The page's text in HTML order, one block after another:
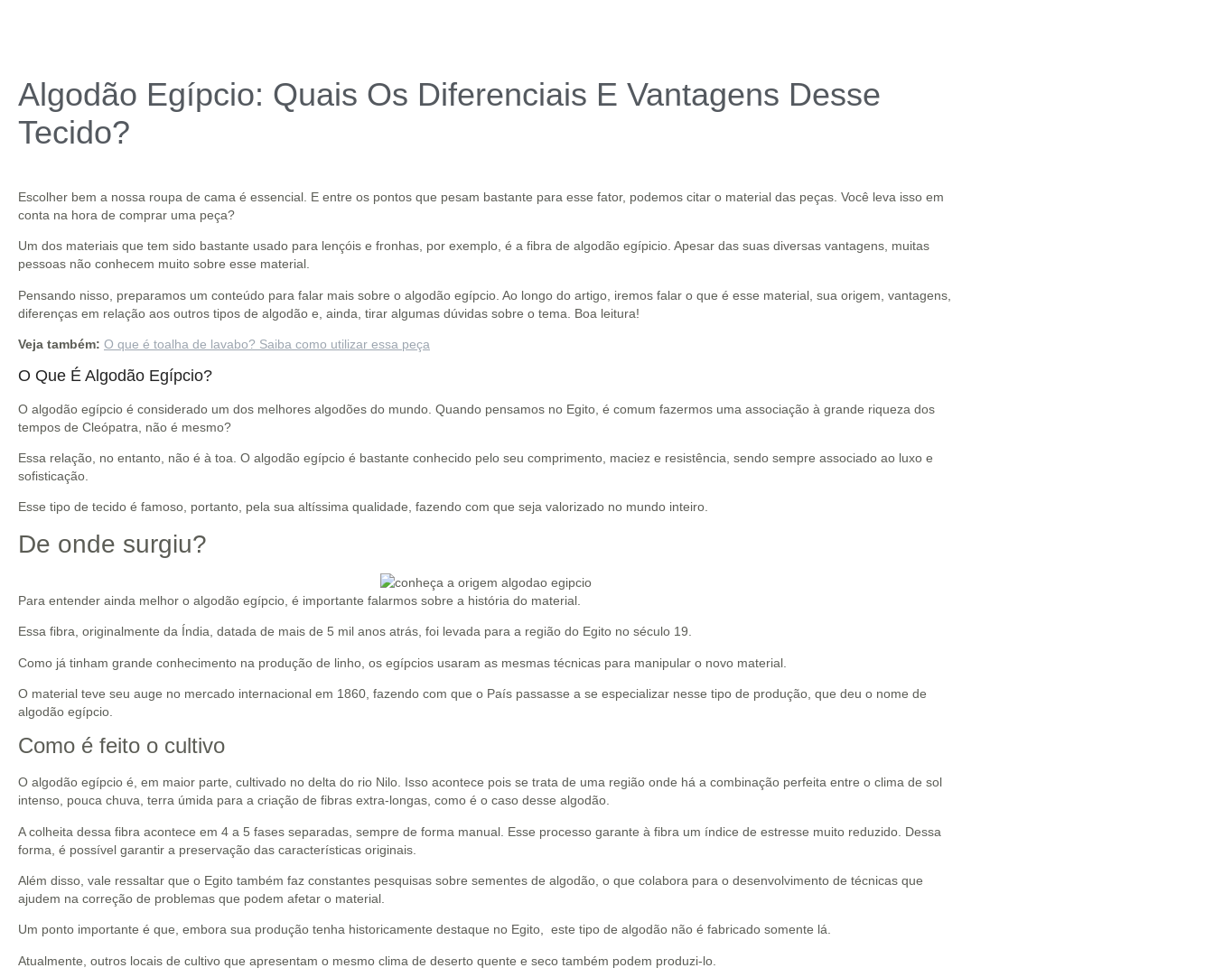
Algodão Egípcio: Quais Os Diferenciais E Vantagens Desse
Tecido?
Escolher bem a nossa roupa de cama é essencial. E entre os pontos que pesam bastante para esse fator, podemos citar o material das peças. Você leva isso em
conta na hora de comprar uma peça?
Um dos materiais que tem sido bastante usado para lençóis e fronhas, por exemplo, é a fibra de algodão egípicio. Apesar das suas diversas vantagens, muitas
pessoas não conhecem muito sobre esse material.
Pensando nisso, preparamos um conteúdo para falar mais sobre o algodão egípcio. Ao longo do artigo, iremos falar o que é esse material, sua origem, vantagens,
diferenças em relação aos outros tipos de algodão e, ainda, tirar algumas dúvidas sobre o tema. Boa leitura!
Veja também: O que é toalha de lavabo? Saiba como utilizar essa peça
O Que É Algodão Egípcio?
O algodão egípcio é considerado um dos melhores algodões do mundo. Quando pensamos no Egito, é comum fazermos uma associação à grande riqueza dos
tempos de Cleópatra, não é mesmo?
Essa relação, no entanto, não é à toa. O algodão egípcio é bastante conhecido pelo seu comprimento, maciez e resistência, sendo sempre associado ao luxo e
sofisticação.
Esse tipo de tecido é famoso, portanto, pela sua altíssima qualidade, fazendo com que seja valorizado no mundo inteiro.
De onde surgiu?
Para entender ainda melhor o algodão egípcio, é importante falarmos sobre a história do material.
Essa fibra, originalmente da Índia, datada de mais de 5 mil anos atrás, foi levada para a região do Egito no século 19.
Como já tinham grande conhecimento na produção de linho, os egípcios usaram as mesmas técnicas para manipular o novo material.
O material teve seu auge no mercado internacional em 1860, fazendo com que o País passasse a se especializar nesse tipo de produção, que deu o nome de
algodão egípcio.
Como é feito o cultivo
O algodão egípcio é, em maior parte, cultivado no delta do rio Nilo. Isso acontece pois se trata de uma região onde há a combinação perfeita entre o clima de sol
intenso, pouca chuva, terra úmida para a criação de fibras extra-longas, como é o caso desse algodão.
A colheita dessa fibra acontece em 4 a 5 fases separadas, sempre de forma manual. Esse processo garante à fibra um índice de estresse muito reduzido. Dessa
forma, é possível garantir a preservação das características originais.
Além disso, vale ressaltar que o Egito também faz constantes pesquisas sobre sementes de algodão, o que colabora para o desenvolvimento de técnicas que
ajudem na correção de problemas que podem afetar o material.
Um ponto importante é que, embora sua produção tenha historicamente destaque no Egito, este tipo de algodão não é fabricado somente lá.
Atualmente, outros locais de cultivo que apresentam o mesmo clima de deserto quente e seco também podem produzi-lo.